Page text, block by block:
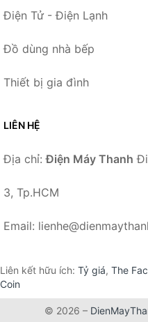
Điện Tử - Điện Lạnh
Đồ dùng nhà bếp
Thiết bị gia đình
LIÊN HỆ
Địa chỉ:Điện Máy Thanh
3, Tp.HCM
Email:
Liên kết hữu ích: Tỷ giá, The
Coin
© 2026 –